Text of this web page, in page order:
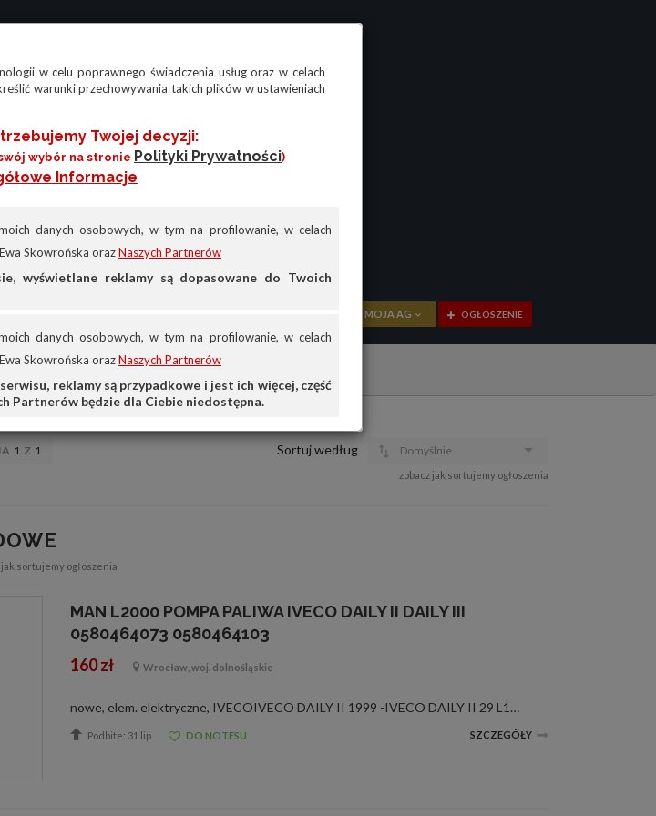
w celu poprawnego świadczenia usług oraz w celach
warunki przechowywania takich plików w ustawieniach
Twojej decyzji:
wybór na stronie Polityki Prywatności)
Informacje
danych osobowych, w tym na profilowanie, w celach
Skowrońska orazNaszych Partnerów
wyświetlane reklamy są dopasowane do Twoich
danych osobowych, w tym na profilowanie, w celach
Skowrońska orazNaszych Partnerów
reklamy są przypadkowe i jest ich więcej, część
Partnerów będzie dla Ciebie niedostępna.
MOJA AG
PRZEGLĄD
OGŁOSZENIE
Różne Man
1 Z 1 Sortuj według Domyślnie
zobacz jak sortujemy ogłoszenia
jak sortujemy ogłoszenia
MAN L2000 POMPA PALIWA IVECO DAILY II DAILY III
0580464073 0580464103
160 zł Wrocław, woj. dolnośląskie
nowe, elem. elektryczne, IVECOIVECO DAILY II 1999 -IVECO DAILY II 29 L13 95KW 125KMIVECO DAILY II 35 S 13 V 35 C 13 V 92KW 125KMIVECO DAILY II 35 13 C 35 C 13 92KW 125KMIVECO DAILY II 50 C 13 92KW 125KMIVECO DAILY II 65 C 15 107KW 146KMIVECO DAILY III ...
Podbite: 31 lip DO NOTESU SZCZEGÓŁY